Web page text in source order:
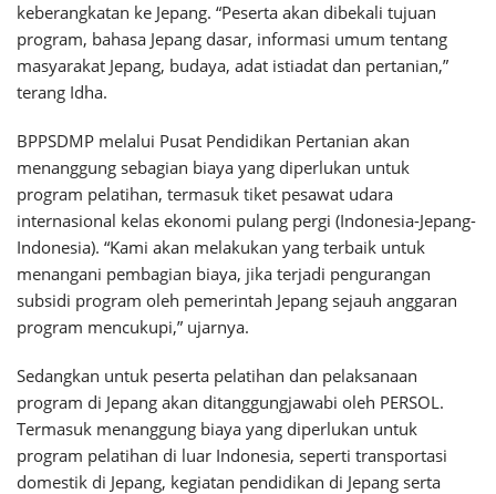
keberangkatan ke Jepang. “Peserta akan dibekali tujuan
program, bahasa Jepang dasar, informasi umum tentang
masyarakat Jepang, budaya, adat istiadat dan pertanian,”
terang Idha.
BPPSDMP melalui Pusat Pendidikan Pertanian akan
menanggung sebagian biaya yang diperlukan untuk
program pelatihan, termasuk tiket pesawat udara
internasional kelas ekonomi pulang pergi (Indonesia-Jepang-
Indonesia). “Kami akan melakukan yang terbaik untuk
menangani pembagian biaya, jika terjadi pengurangan
subsidi program oleh pemerintah Jepang sejauh anggaran
program mencukupi,” ujarnya.
Sedangkan untuk peserta pelatihan dan pelaksanaan
program di Jepang akan ditanggungjawabi oleh PERSOL.
Termasuk menanggung biaya yang diperlukan untuk
program pelatihan di luar Indonesia, seperti transportasi
domestik di Jepang, kegiatan pendidikan di Jepang serta